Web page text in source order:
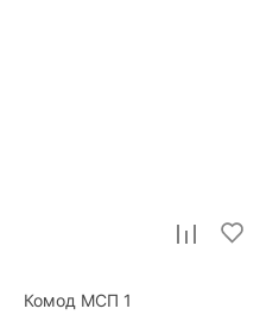
Комод МСП 1